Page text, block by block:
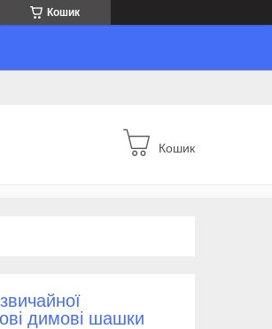
Кошик
Кошик
димові шашки